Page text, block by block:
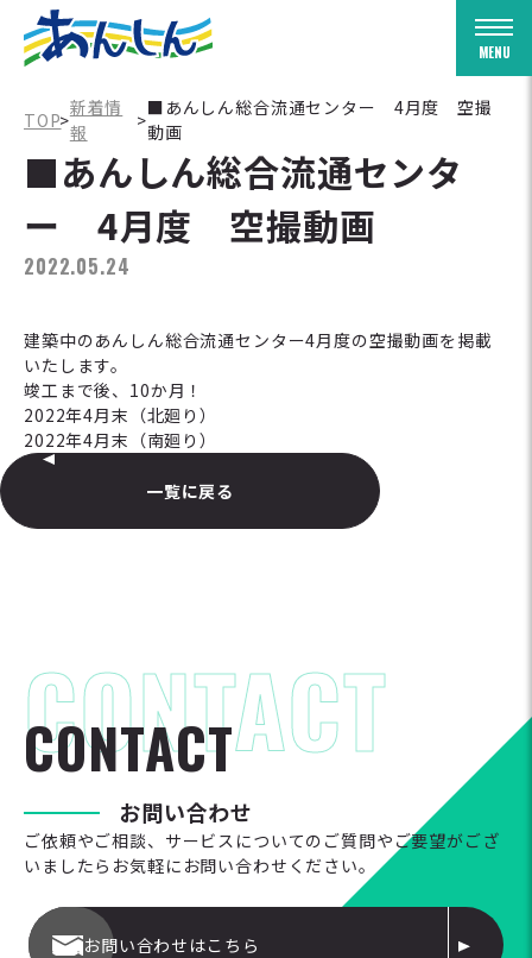
TOP>
新着情
報
>
■あんしん総合流通センター 4月度 空撮
動画
■あんしん総合流通センタ
ー 4月度 空撮動画
2022.05.24
建築中のあんしん総合流通センター4月度の空撮動画を掲載
いたします。
竣工まで後、10か月！
2022年4月末（北廻り）
2022年4月末（南廻り）
一覧に戻る
CONTACT
お問い合わせ
ご依頼やご相談、サービスについてのご質問やご要望がござ
いましたらお気軽にお問い合わせください。
お問い合わせはこちら